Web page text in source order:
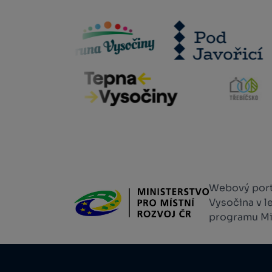
Webový
Vysočina v
programu